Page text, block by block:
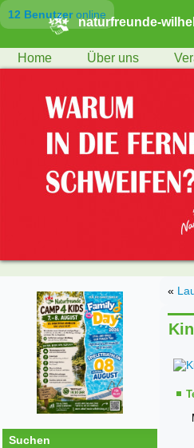
12 Benutzeronline
naturfreunde-
Home Über uns
Suchen
«